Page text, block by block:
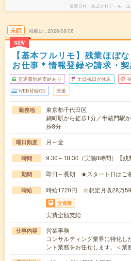
派遣会社 株式会社アール・
未読
NEW
掲載日 2026/08/08
【基本フルリモ】残業ほぼ
お仕事＊情報登録や請求・
交通費別途支給あり 土日祝日が休み
WEB登録OK 派遣
勤務地
東京都千代田区
麹町駅から徒歩1分／半蔵門駅
歩8分
曜日頻度 月～金
時間 9:30～18:30（実働8時間）【残
期間 即日～長期 ★スタート日はご
時給 時給1720円 ☆想定月収28万
交通費
実費全額支給
仕事内容
営業事務
コンサルティング業界に特化し
ント業務をお任せします。＜